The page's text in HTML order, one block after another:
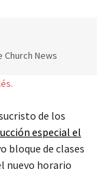
News
de los
especial el
bloque de clases
nuevo horario